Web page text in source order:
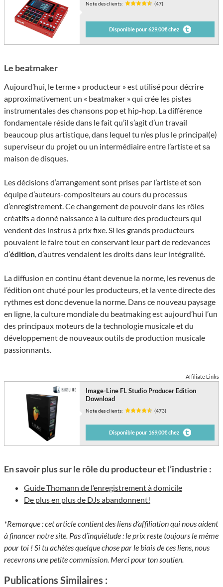
Note des clients: (47)
Disponible pour 629,00€ chez
Le beatmaker
Aujourd’hui, le terme « producteur » est utilisé pour décrire
approximativement un « beatmaker » qui crée les pistes
instrumentales des chansons pop et hip-hop. La différence
fondamentale réside dans le fait qu’il s’agit d’un travail
beaucoup plus artistique, dans lequel tu n’es plus le principal(e)
superviseur du projet ou un intermédiaire entre l’artiste et sa
maison de disques.
Les décisions d’arrangement sont prises par l’artiste et son
équipe d’auteurs-compositeurs au cours du processus
d’enregistrement. Ce changement de pouvoir dans les rôles
créatifs a donné naissance à la culture des producteurs qui
vendent des instrus à prix fixe. Si les grands producteurs
pouvaient le faire tout en conservant leur part de redevances
d’édition, d’autres vendaient les droits dans leur intégralité.
La diffusion en continu étant devenue la norme, les revenus de
l’édition ont chuté pour les producteurs, et la vente directe des
rythmes est donc devenue la norme. Dans ce nouveau paysage
en ligne, la culture mondiale du beatmaking est aujourd’hui l’un
des principaux moteurs de la technologie musicale et du
développement de nouveaux outils de production musicale
passionnants.
Affiliate Links
Image-Line FL Studio Producer Edition
Download
Note des clients: (473)
Disponible pour 169,00€ chez
En savoir plus sur le rôle du producteur et l’industrie :
Guide Thomann de l’enregistrement à domicile
De plus en plus de DJs abandonnent!
*Remarque : cet article contient des liens d’affiliation qui nous aident
à financer notre site. Pas d’inquiétude : le prix reste toujours le même
pour toi ! Si tu achètes quelque chose par le biais de ces liens, nous
recevrons une petite commission. Merci pour ton soutien.
Publications Similaires :